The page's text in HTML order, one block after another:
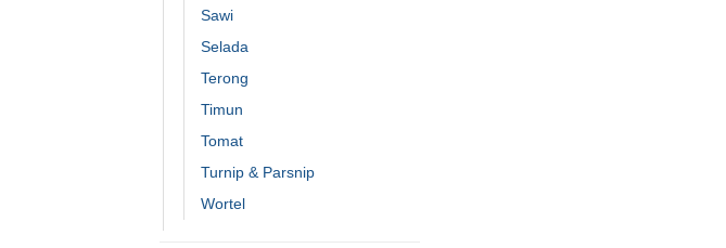
Sawi
Selada
Terong
Timun
Tomat
Turnip & Parsnip
Wortel